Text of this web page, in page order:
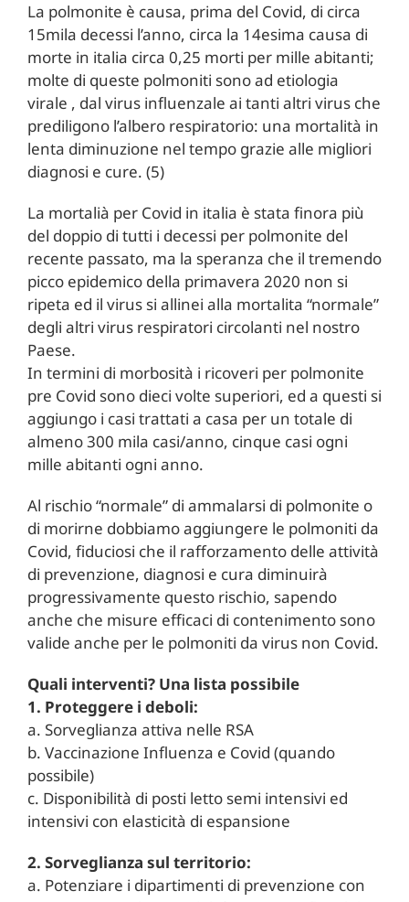
La polmonite è causa, prima del Covid, di circa
15mila decessi l’anno, circa la 14esima causa di
morte in italia circa 0,25 morti per mille abitanti;
molte di queste polmoniti sono ad etiologia
virale , dal virus influenzale ai tanti altri virus che
prediligono l’albero respiratorio: una mortalità in
lenta diminuzione nel tempo grazie alle migliori
diagnosi e cure. (5)
La mortalià per Covid in italia è stata finora più
del doppio di tutti i decessi per polmonite del
recente passato, ma la speranza che il tremendo
picco epidemico della primavera 2020 non si
ripeta ed il virus si allinei alla mortalita “normale”
degli altri virus respiratori circolanti nel nostro
Paese.
In termini di morbosità i ricoveri per polmonite
pre Covid sono dieci volte superiori, ed a questi si
aggiungo i casi trattati a casa per un totale di
almeno 300 mila casi/anno, cinque casi ogni
mille abitanti ogni anno.
Al rischio “normale” di ammalarsi di polmonite o
di morirne dobbiamo aggiungere le polmoniti da
Covid, fiduciosi che il rafforzamento delle attività
di prevenzione, diagnosi e cura diminuirà
progressivamente questo rischio, sapendo
anche che misure efficaci di contenimento sono
valide anche per le polmoniti da virus non Covid.
Quali interventi? Una lista possibile
1. Proteggere i deboli:
a. Sorveglianza attiva nelle RSA
b. Vaccinazione Influenza e Covid (quando
possibile)
c. Disponibilità di posti letto semi intensivi ed
intensivi con elasticità di espansione
2. Sorveglianza sul territorio:
a. Potenziare i dipartimenti di prevenzione con